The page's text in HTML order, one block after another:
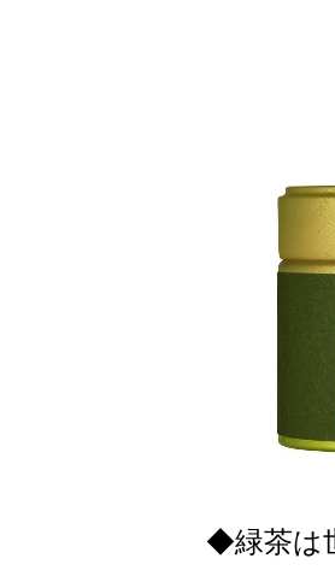
◆緑茶は